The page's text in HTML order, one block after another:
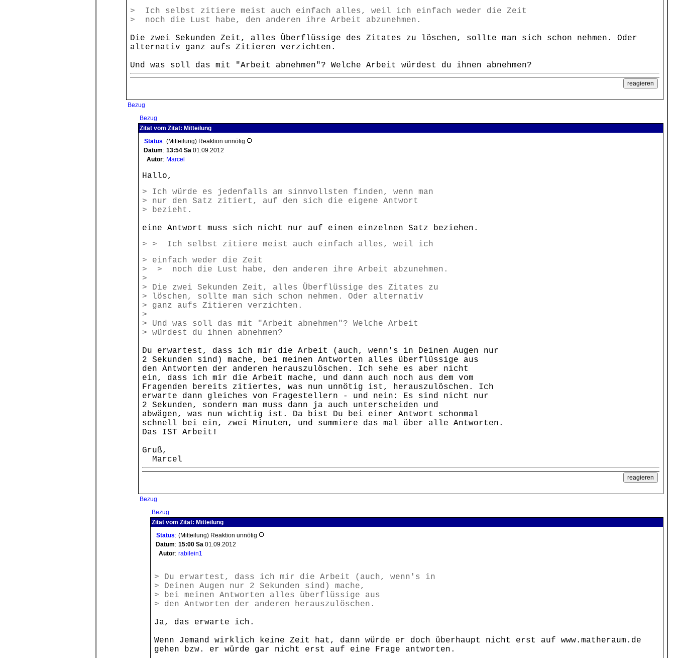
> Ich selbst zitiere meist auch einfach alles, weil ich einfach weder die Zeit
> noch die Lust habe, den anderen ihre Arbeit abzunehmen.
Die zwei Sekunden Zeit, alles Überflüssige des Zitates zu löschen, sollte man sich schon nehmen. Oder
alternativ ganz aufs Zitieren verzichten.
Und was soll das mit "Arbeit abnehmen"? Welche Arbeit würdest du ihnen abnehmen?
Bezug
Bezug
Zitat vom Zitat: Mitteilung
Status: (Mitteilung) Reaktion unnötig
Datum: 13:54 Sa 01.09.2012
Autor: Marcel
Hallo,
> Ich würde es jedenfalls am sinnvollsten finden, wenn man
> nur den Satz zitiert, auf den sich die eigene Antwort
> bezieht.
eine Antwort muss sich nicht nur auf einen einzelnen Satz beziehen.
> > Ich selbst zitiere meist auch einfach alles, weil ich
> einfach weder die Zeit
> > noch die Lust habe, den anderen ihre Arbeit abzunehmen.
>
> Die zwei Sekunden Zeit, alles Überflüssige des Zitates zu
> löschen, sollte man sich schon nehmen. Oder alternativ
> ganz aufs Zitieren verzichten.
>
> Und was soll das mit "Arbeit abnehmen"? Welche Arbeit
> würdest du ihnen abnehmen?
Du erwartest, dass ich mir die Arbeit (auch, wenn's in Deinen Augen nur
2 Sekunden sind) mache, bei meinen Antworten alles überflüssige aus
den Antworten der anderen herauszulöschen. Ich sehe es aber nicht
ein, dass ich mir die Arbeit mache, und dann auch noch aus dem vom
Fragenden bereits zitiertes, was nun unnötig ist, herauszulöschen. Ich
erwarte dann gleiches von Fragestellern - und nein: Es sind nicht nur
2 Sekunden, sondern man muss dann ja auch unterscheiden und
abwägen, was nun wichtig ist. Da bist Du bei einer Antwort schonmal
schnell bei ein, zwei Minuten, und summiere das mal über alle Antworten.
Das IST Arbeit!
Gruß,
Marcel
Bezug
Bezug
Zitat vom Zitat: Mitteilung
Status: (Mitteilung) Reaktion unnötig
Datum: 15:00 Sa 01.09.2012
Autor: rabilein1
> Du erwartest, dass ich mir die Arbeit (auch, wenn's in
> Deinen Augen nur 2 Sekunden sind) mache,
> bei meinen Antworten alles überflüssige aus
> den Antworten der anderen herauszulöschen.
Ja, das erwarte ich.
Wenn Jemand wirklich keine Zeit hat, dann würde er doch überhaupt nicht erst auf www.matheraum.de
gehen bzw. er würde gar nicht erst auf eine Frage antworten.